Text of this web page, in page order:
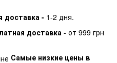
доставка - 1-2 дня.
доставка - от 999 грн
Самые низкие цены в